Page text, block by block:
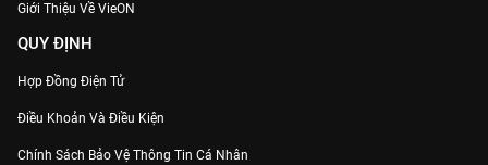
Giới Thiệu Về VieON
QUY ĐỊNH
Hợp Đồng Điện Tử
Điều Khoản Và Điều Kiện
Chính Sách Bảo Vệ Thông Tin Cá Nhân